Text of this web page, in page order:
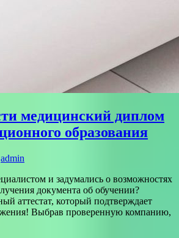
медицинский диплом
образования
admin
и задумались о возможностях
документа об обучении?
аттестат, который подтверждает
Выбрав проверенную компанию,